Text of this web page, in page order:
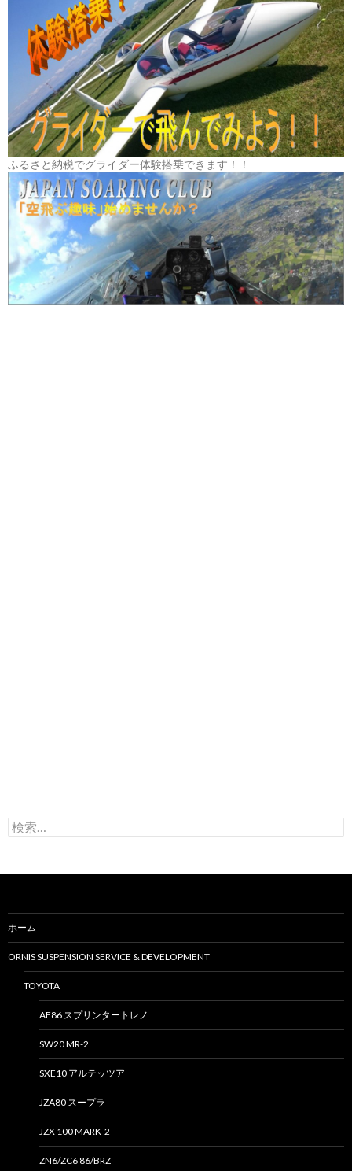
ふるさと納税でグライダー体験搭乗できます！！
検
索
ホーム
ORNIS SUSPENSION SERVICE & DEVELOPMENT
TOYOTA
AE86 スプリンタートレノ
SW20 MR-2
SXE10 アルテッツア
JZA80 スープラ
JZX 100 MARK-2
ZN6/ZC6 86/BRZ